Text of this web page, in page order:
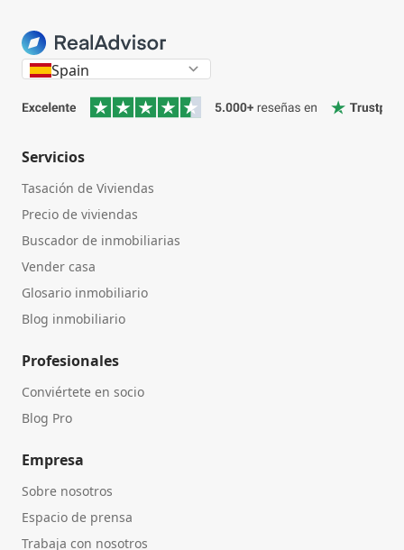
Spain
Servicios
Tasación de Viviendas
Precio de viviendas
Buscador de inmobiliarias
Vender casa
Glosario inmobiliario
Blog inmobiliario
Profesionales
Conviértete en socio
Blog Pro
Empresa
Sobre nosotros
Espacio de prensa
Trabaja con nosotros